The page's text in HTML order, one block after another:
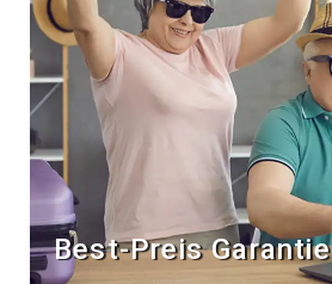
Best-Preis Garantie